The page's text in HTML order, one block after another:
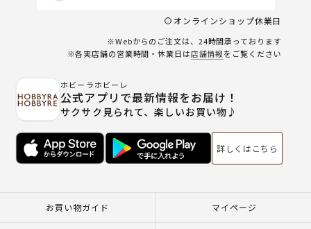
オンラインショップ休業日
※Webからのご注文は、24時間承っております
※各実店舗の営業時間・休業日は店舗情報をご覧ください
ホビーラホビーレ
公式アプリで最新情報をお届け！
サクサク見られて、楽しいお買い物♪
詳しくはこちら
お買い物ガイド マイページ